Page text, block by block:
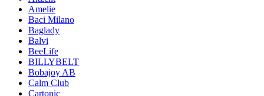
Amelie
Baci Milano
Baglady
Balvi
BeeLife
BILLYBELT
Bobajoy AB
Calm Club
Cartonic